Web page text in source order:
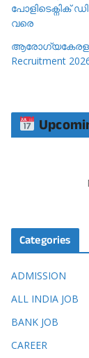
പോളിടെക്നിക്
വരെ
Recruitment
Categories
ADMISSION
ALL INDIA JOB
BANK JOB
CAREER